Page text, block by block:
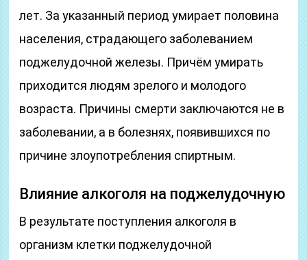
лет. За указанный период умирает половина
населения, страдающего заболеванием
поджелудочной железы. Причём умирать
приходится людям зрелого и молодого
возраста. Причины смерти заключаются не в
заболевании, а в болезнях, появившихся по
причине злоупотребления спиртным.
Влияние алкоголя на поджелудочную
В результате поступления алкоголя в
организм клетки поджелудочной